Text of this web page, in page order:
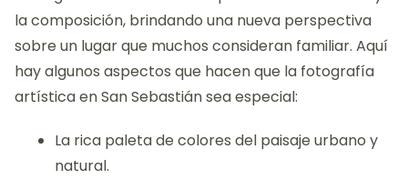
la composición, brindando una nueva perspectiva
sobre un lugar que muchos consideran familiar. Aquí
hay algunos aspectos que hacen que la fotografía
artística en San Sebastián sea especial:
La rica paleta de colores del paisaje urbano y
natural.